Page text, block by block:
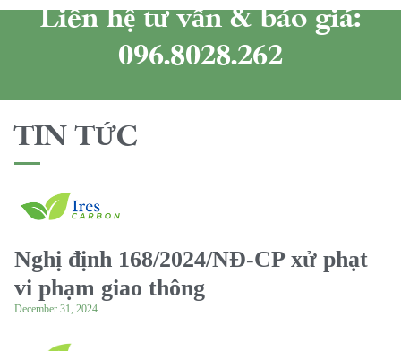
Liên hệ tư vấn & báo giá:
096.8028.262
TIN TỨC
Nghị định 168/2024/NĐ-CP xử phạt
vi phạm giao thông
December 31, 2024